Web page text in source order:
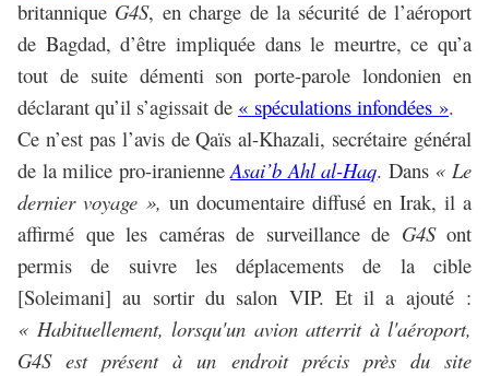
britannique G4S, en charge de la sécurité de l’aéroport
de Bagdad, d’être impliquée dans le meurtre, ce qu’a
tout de suite démenti son porte-parole londonien en
déclarant qu’il s’agissait de « spéculations infondées ».
Ce n’est pas l’avis de Qaïs al-Khazali, secrétaire général
de la milice pro-iranienneAsai’b Ahl al-Haq. Dans « Le
dernier voyage », un documentaire diffusé en Irak, il a
affirmé que les caméras de surveillance de G4Sont
permis de suivre les déplacements de la cible
[Soleimani] au sortir du salon VIP. Et il a ajouté :
« Habituellement, lorsqu'un avion atterrit à l'aéroport,
G4S est présent à un endroit précis près du site